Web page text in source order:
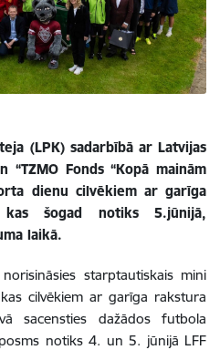
(LPK) sadarbībā ar Latvijas
“TZMO Fonds “Kopā mainām
dienu cilvēkiem ar garīga
kas šogad notiks 5.jūnijā,
laikā.
starptautiskais mini
cilvēkiem ar garīga rakstura
sacensties dažādos futbola
notiks 4. un 5. jūnijā LFF